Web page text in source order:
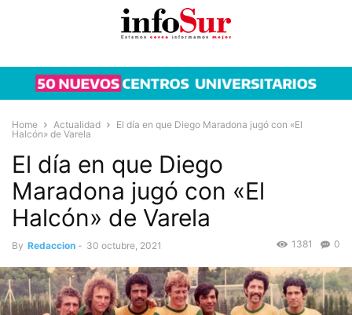
Home Actualidad
El día en que Diego Maradona jugó con «El
Halcón» de Varela
El día en que Diego
Maradona jugó con «El
Halcón» de Varela
By Redaccion - 30 octubre, 2021 0
1381